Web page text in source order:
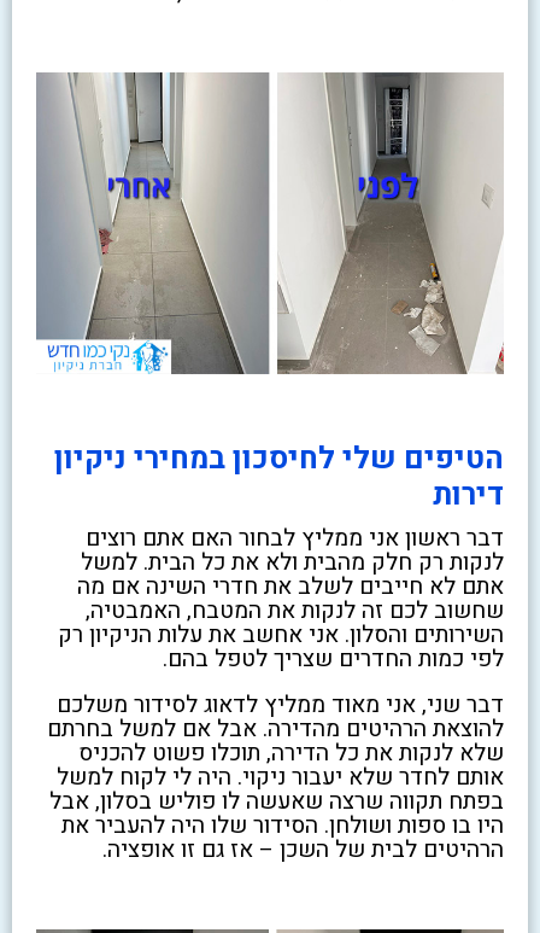
הטיפים שלי לחיסכון במחירי ניקיון
דירות
דבר ראשון אני ממליץ לבחור האם אתם רוצים
לנקות רק חלק מהבית ולא את כל הבית. למשל
אתם לא חייבים לשלב את חדרי השינה אם מה
שחשוב לכם זה לנקות את המטבח, האמבטיה,
השירותים והסלון. אני אחשב את עלות הניקיון רק
לפי כמות החדרים שצריך לטפל בהם.
דבר שני, אני מאוד ממליץ לדאוג לסידור משלכם
להוצאת הרהיטים מהדירה. אבל אם למשל בחרתם
שלא לנקות את כל הדירה, תוכלו פשוט להכניס
אותם לחדר שלא יעבור ניקוי. היה לי לקוח למשל
בפתח תקווה שרצה שאעשה לו פוליש בסלון, אבל
היו בו ספות ושולחן. הסידור שלו היה להעביר את
הרהיטים לבית של השכן – אז גם זו אופציה.